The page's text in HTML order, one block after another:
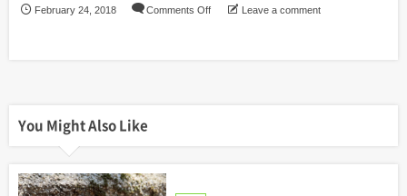
February 24,2018 Comments Off Leave a comment
You Might Also Like